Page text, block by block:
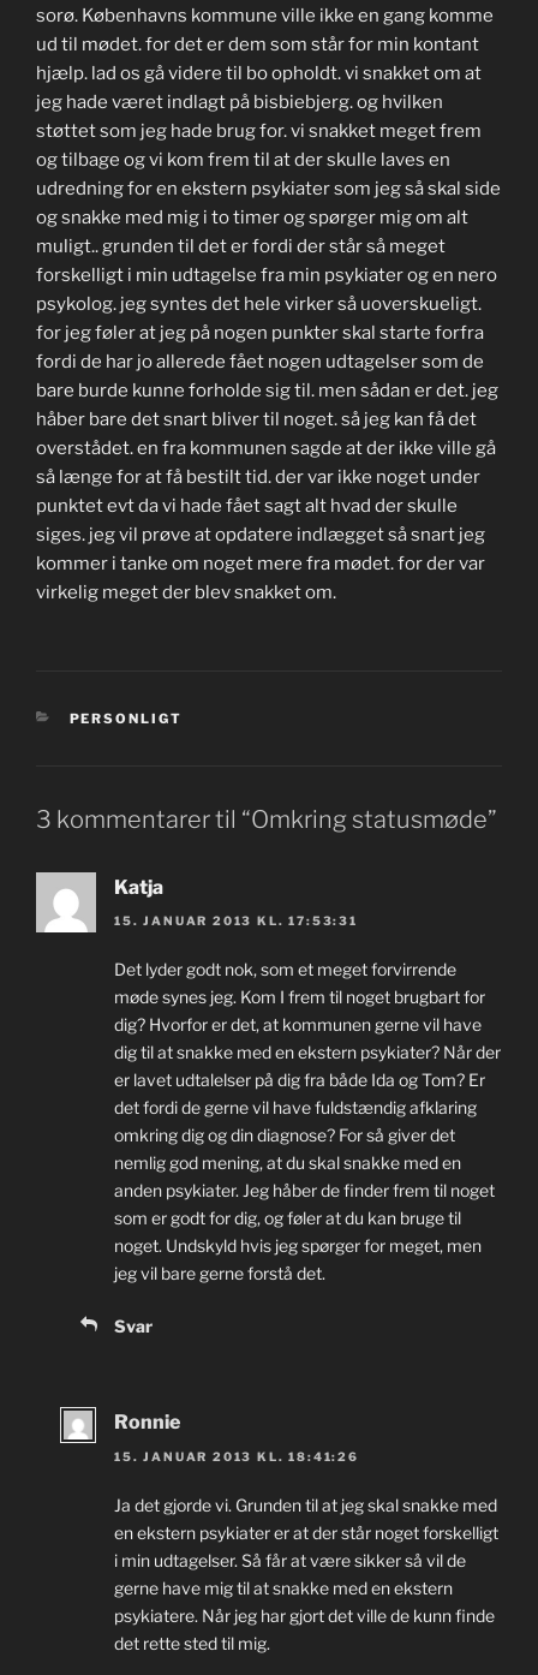
sorø. Københavns kommune ville ikke en gang komme
ud til mødet. for det er dem som står for min kontant
hjælp. lad os gå videre til bo opholdt. vi snakket om at
jeg hade været indlagt på bisbiebjerg. og hvilken
støttet som jeg hade brug for. vi snakket meget frem
og tilbage og vi kom frem til at der skulle laves en
udredning for en ekstern psykiater som jeg så skal side
og snakke med mig i to timer og spørger mig om alt
muligt.. grunden til det er fordi der står så meget
forskelligt i min udtagelse fra min psykiater og en nero
psykolog. jeg syntes det hele virker så uoverskueligt.
for jeg føler at jeg på nogen punkter skal starte forfra
fordi de har jo allerede fået nogen udtagelser som de
bare burde kunne forholde sig til. men sådan er det. jeg
håber bare det snart bliver til noget. så jeg kan få det
overstådet. en fra kommunen sagde at der ikke ville gå
så længe for at få bestilt tid. der var ikke noget under
punktet evt da vi hade fået sagt alt hvad der skulle
siges. jeg vil prøve at opdatere indlægget så snart jeg
kommer i tanke om noget mere fra mødet. for der var
virkelig meget der blev snakket om.
KATEGORIER
PERSONLIGT
3 kommentarer til “Omkring statusmøde”
Katja
15. JANUAR 2013 KL. 17:53:31
Det lyder godt nok, som et meget forvirrende
møde synes jeg. Kom I frem til noget brugbart for
dig? Hvorfor er det, at kommunen gerne vil have
dig til at snakke med en ekstern psykiater? Når der
er lavet udtalelser på dig fra både Ida og Tom? Er
det fordi de gerne vil have fuldstændig afklaring
omkring dig og din diagnose? For så giver det
nemlig god mening, at du skal snakke med en
anden psykiater. Jeg håber de finder frem til noget
som er godt for dig, og føler at du kan bruge til
noget. Undskyld hvis jeg spørger for meget, men
jeg vil bare gerne forstå det.
Svar
Ronnie
15. JANUAR 2013 KL. 18:41:26
Ja det gjorde vi. Grunden til at jeg skal snakke med
en ekstern psykiater er at der står noget forskelligt
i min udtagelser. Så får at være sikker så vil de
gerne have mig til at snakke med en ekstern
psykiatere. Når jeg har gjort det ville de kunn finde
det rette sted til mig.